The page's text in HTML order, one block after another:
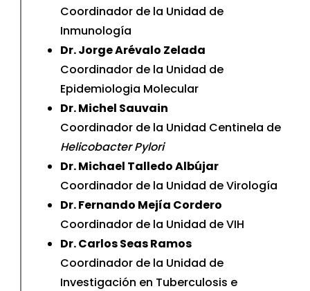
Coordinador de la Unidad de
Inmunología
Dr. Jorge Arévalo Zelada
Coordinador de la Unidad de
Epidemiologia Molecular
Dr. Michel Sauvain
Coordinador de la Unidad Centinela de
Helicobacter Pylori
Dr. Michael Talledo Albújar
Coordinador de la Unidad de Virología
Dr. Fernando Mejía Cordero
Coordinador de la Unidad de VIH
Dr. Carlos Seas Ramos
Coordinador de la Unidad de
Investigación en Tuberculosis e